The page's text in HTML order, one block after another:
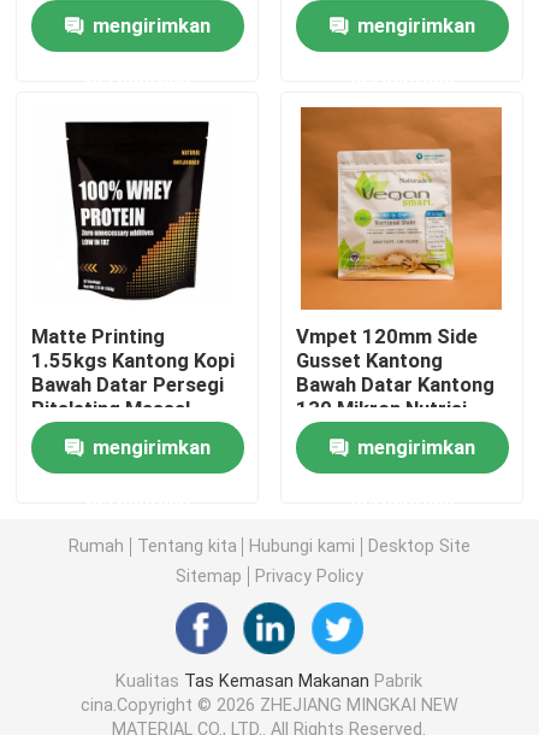
Semua Kasus
Tas Kemasan Kopi
Tas kemasan makanan hewan peliharaan
kantong berdiri
Film Kemasan Makanan
Film Termoforming
Film Penutup yang Dicetak
Film Kemasan Plastik
mengirimkan
mengirimkan
Matte Printing
1.55kgs Kantong Kopi
Bawah Datar Persegi
Ritsleting Massal
Aluminium Foil
mengirimkan
Vmpet 120mm Side
Gusset Kantong
Bawah Datar Kantong
130 Mikron Nutrisi
Vegan
mengirimkan
Rumah Tentang kita Hubungi kami
Desktop Site
Sitemap
Privacy Policy
Kualitas Tas Kemasan Makanan Pabrik
cina.Copyright © 2026 ZHEJIANG MINGKAI NEW
MATERIAL CO., LTD.. All Rights Reserved.